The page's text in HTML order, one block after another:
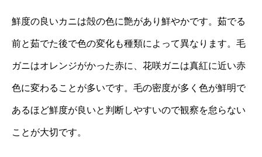
鮮度の良いカニは殻の色に艶があり鮮やかです。茹でる
前と茹でた後で色の変化も種類によって異なります。毛
ガニはオレンジがかった赤に、花咲ガニは真紅に近い赤
色に変わることが多いです。毛の密度が多く色が鮮明で
あるほど鮮度が良いと判断しやすいので観察を怠らない
ことが大切です。